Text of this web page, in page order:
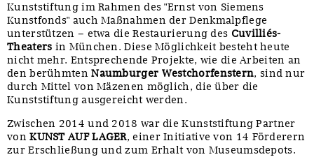
Kunststiftung im Rahmen des "Ernst von Siemens
Kunstfonds" auch Maßnahmen der Denkmalpflege
unterstützen – etwa die Restaurierung des Cuvilliés-
Theaters in München. Diese Möglichkeit besteht heute
nicht mehr. Entsprechende Projekte, wie die Arbeiten an
den berühmtenNaumburger Westchorfenstern, sind nur
durch Mittel von Mäzenen möglich, die über die
Kunststiftung ausgereicht werden.
Zwischen 2014 und 2018 war die Kunststiftung Partner
vonKUNST AUF LAGER, einer Initiative von 14 Förderern
zur Erschließung und zum Erhalt von Museumsdepots.